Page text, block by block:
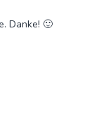
Danke! 🙂